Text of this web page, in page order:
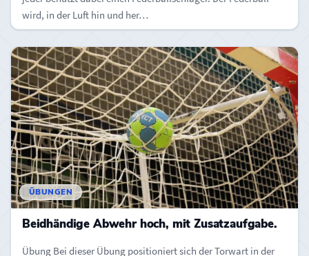
wird, in der Luft hin und her…
ÜBUNGEN
Beidhändige Abwehr hoch, mit Zusatzaufgabe.
Übung Bei dieser Übung positioniert sich der Torwart in der